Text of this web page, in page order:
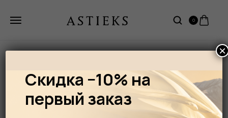
0
Скидка −10% на
первый заказ
×